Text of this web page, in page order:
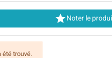
Noter le
été trouvé.